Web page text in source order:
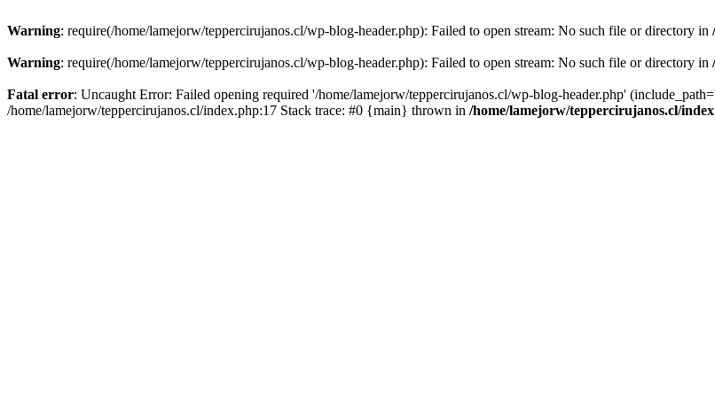
Warning: require(/home/lamejorw/teppercirujanos.cl/wp-blog-header.php): Failed to open stream: No such file or directory in
Warning: require(/home/lamejorw/teppercirujanos.cl/wp-blog-header.php): Failed to open stream: No such file or directory in
Fatal error: Uncaught Error: Failed opening required '/home/lamejorw/teppercirujanos.cl/wp-blog-header.php'
/home/lamejorw/teppercirujanos.cl/index.php:17 Stack trace: #0 {main} thrown in /home/lamejorw/teppercirujanos.cl/